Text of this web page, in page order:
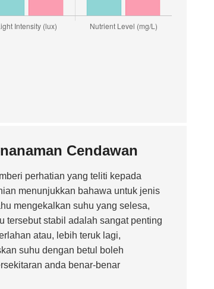
Cendawan
perhatian yang teliti kepada
menunjukkan bahawa untuk jenis
mengekalkan suhu yang selesa,
tersebut stabil adalah sangat penting
atau, lebih teruk lagi,
suhu dengan betul boleh
anda benar-benar